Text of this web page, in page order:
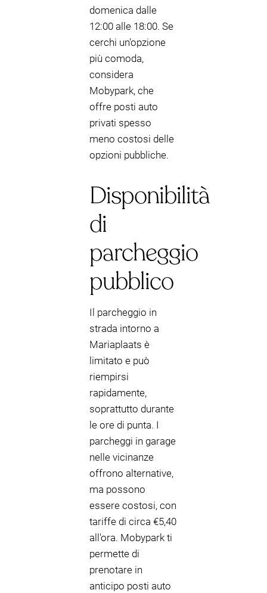
domenica dalle
12:00 alle 18:00. Se
cerchi un'opzione
più comoda,
considera
Mobypark, che
offre posti auto
privati spesso
meno costosi delle
opzioni pubbliche.
Disponibilità
di
parcheggio
pubblico
Il parcheggio in
strada intorno a
Mariaplaats è
limitato e può
riempirsi
rapidamente,
soprattutto durante
le ore di punta. I
parcheggi in garage
nelle vicinanze
offrono alternative,
ma possono
essere costosi, con
tariffe di circa €5,40
all'ora. Mobypark ti
permette di
prenotare in
anticipo posti auto